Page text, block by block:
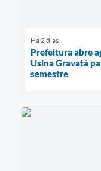
Há 2 dias
Prefeitura abre
Usina Gravatá
semestre